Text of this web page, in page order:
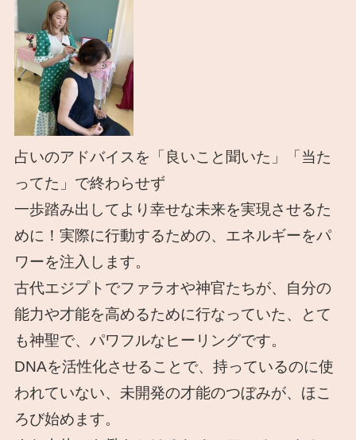
占いのアドバイスを「良いこと聞いた」「当た
ってた」で終わらせず
一歩踏み出してより幸せな未来を実現させるた
めに！実際に行動するための、エネルギーをパ
ワーを注入します。
古代エジプトでファラオや神官たちが、自分の
能力や才能を高めるために行なっていた、とて
も神聖で、パワフルなヒーリングです。
DNAを活性化させることで、持っているのに使
われていない、未開発の才能のつぼみが、ほこ
ろび始めます。